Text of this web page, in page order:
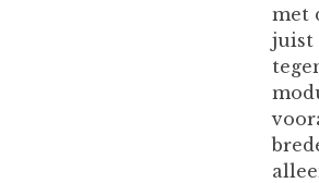
met
juist